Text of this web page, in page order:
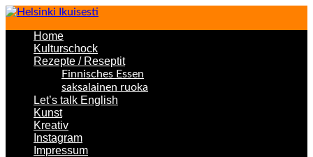
Home
Kulturschock
Rezepte / Reseptit
Finnisches Essen
saksalainen ruoka
Let’s talk English
Kunst
Kreativ
Instagram
Impressum